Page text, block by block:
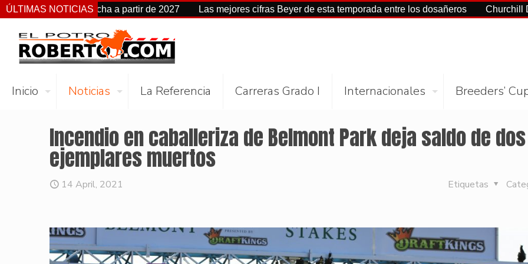
ÚLTIMAS NOTICIAS
de fecha a partir de 2027 Las mejores cifras Beyer de esta temporada entre los dosañeros Churchill Downs y
Inicio Noticias La Referencia Carreras Grado I Internacionales Breeders’
Incendio en caballeriza de Belmont Park deja saldo de dos
ejemplares muertos
14 April, 2021 Etiquetas